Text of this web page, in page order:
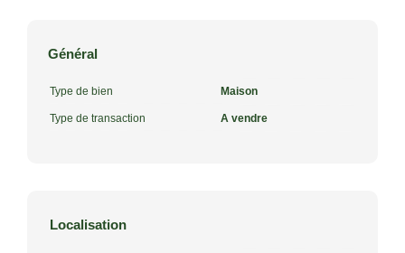
Général
Type de bien Maison
Type de transaction A vendre
Localisation